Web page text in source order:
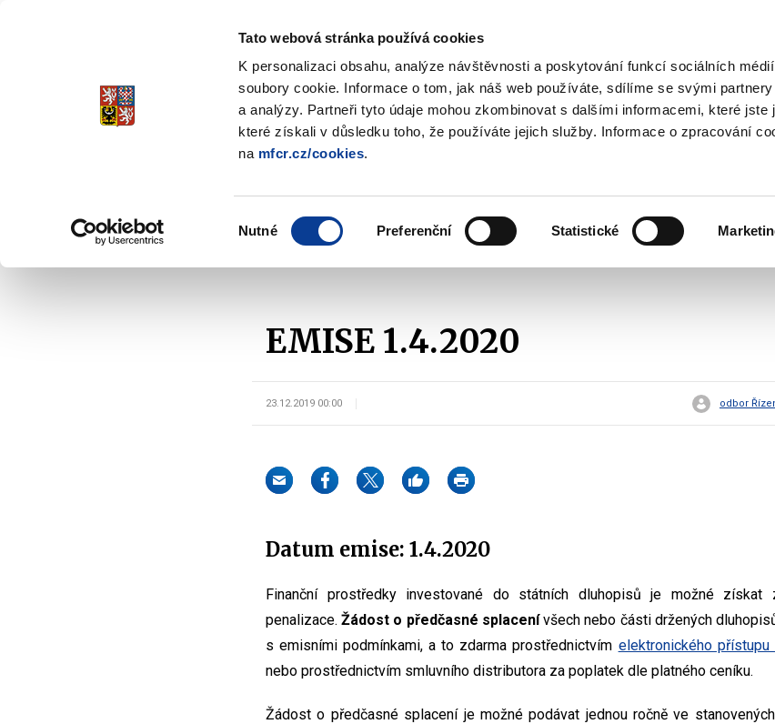
Tato webová stránka používá cookies
K personalizaci obsahu, analýze návštěvnosti a poskytování funkcí sociálních
soubory cookie. Informace o tom, jak náš web používáte, sdílíme se svými
a analýzy. Partneři tyto údaje mohou zkombinovat s dalšími informacemi, které jste
které získali v důsledku toho, že používáte jejich služby. Informace o zpracování
na mfcr.cz/cookies.
Nutné Preferenční Statistické
Spořicí státní dluhopisy
Stabilita, Spolehlivost, Důvěryhodnost
Pohybujte
šipkami
pro
submenu
dluhopisech
submenu
investovat
submenu
Užitečné
EMISE 1.4.2020
23.12.2019 00:00 odbor
Datum emise: 1.4.2020
Finanční prostředky investované do státních dluhopisů je možné získat
penalizace.Žádost o předčasné splacenívšech nebo části držených
s emisními podmínkami, a to zdarma prostřednictvím elektronického
nebo prostřednictvím smluvního distributora za poplatek dle platného ceníku.
Žádost o předčasné splacení je možné podávat jednou ročně ve